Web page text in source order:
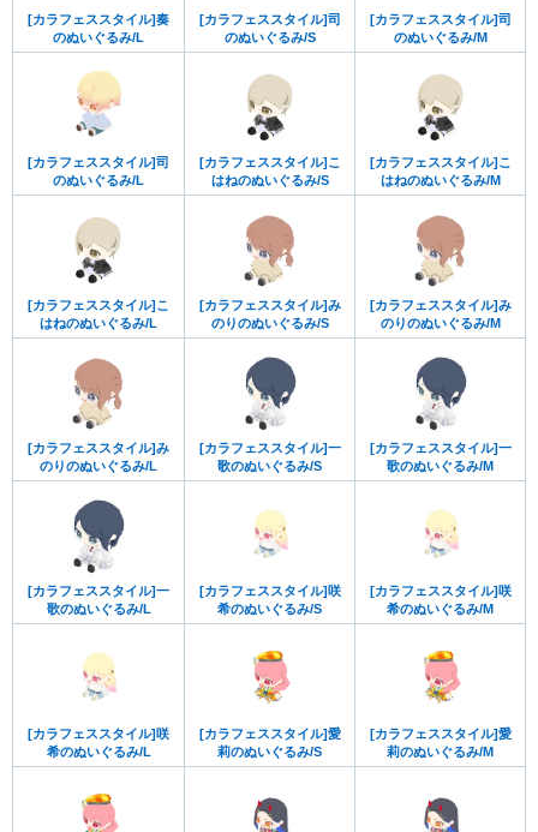
[カラフェススタイル]奏
のぬいぐるみ/L
[カラフェススタイル]司
のぬいぐるみ/S
[カラフェススタイル]司
のぬいぐるみ/M
[カラフェススタイル]司
のぬいぐるみ/L
[カラフェススタイル]こ
はねのぬいぐるみ/S
[カラフェススタイル]こ
はねのぬいぐるみ/M
[カラフェススタイル]こ
はねのぬいぐるみ/L
[カラフェススタイル]み
のりのぬいぐるみ/S
[カラフェススタイル]み
のりのぬいぐるみ/M
[カラフェススタイル]み
のりのぬいぐるみ/L
[カラフェススタイル]一
歌のぬいぐるみ/S
[カラフェススタイル]一
歌のぬいぐるみ/M
[カラフェススタイル]一
歌のぬいぐるみ/L
[カラフェススタイル]咲
希のぬいぐるみ/S
[カラフェススタイル]咲
希のぬいぐるみ/M
[カラフェススタイル]咲
希のぬいぐるみ/L
[カラフェススタイル]愛
莉のぬいぐるみ/S
[カラフェススタイル]愛
莉のぬいぐるみ/M